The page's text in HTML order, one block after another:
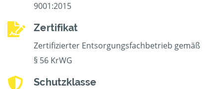
9001:2015
Zertifikat
Zertifizierter Entsorgungsfachbetrieb gemäß
§ 56 KrWG
Schutzklasse